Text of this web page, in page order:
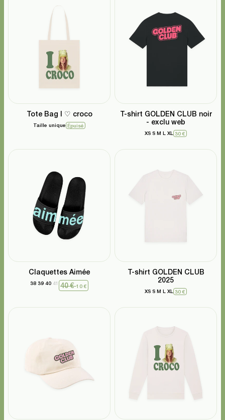
Tote Bag I ♡ croco
Taille unique Épuisé
T-shirt GOLDEN CLUB noir
- exclu web
XS S M L XL 30 €
Claquettes Aimée
38 39 40 41 40 €10 €
T-shirt GOLDEN CLUB
2025
XS S M L XL 30 €